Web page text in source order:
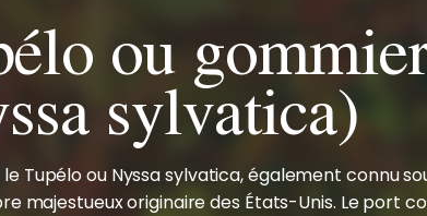
ou
sylvatica)
Tupélo ou Nyssa sylvatica, également connu
majestueux originaire des États-Unis. Le port